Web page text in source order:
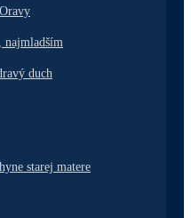
najmladším
duch
starej matere